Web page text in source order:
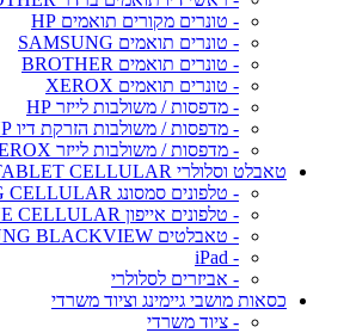
- טונרים מקורים תואמים HP
- טונרים תואמים SAMSUNG
- טונרים תואמים BROTHER
- טונרים תואמים XEROX
- מדפסות / משולבות לייזר HP
- מדפסות / משולבות הזרקת דיו HP
- מדפסות / משולבות לייזר XEROX
טאבלט וסלולרי TABLET CELLULAR
- טלפונים סמסונג SAMSUNG CELLULAR
- טלפונים אייפון iPHONE CELLULAR
- טאבלטים TABLET SAMSUNG BLACKVIEW
- iPad
- אביזרים לסלולרי
כסאות מושבי גיימינג וציוד משרדי
- ציוד משרדי